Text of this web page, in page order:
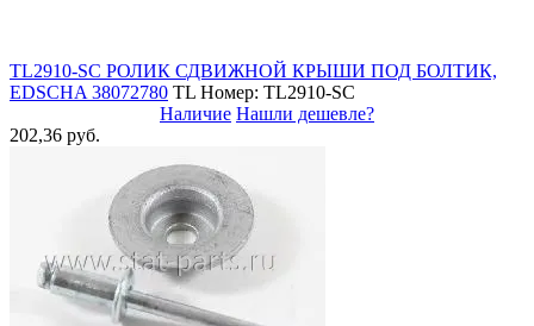
TL2910-SC РОЛИК СДВИЖНОЙ КРЫШИ ПОД БОЛТИК,
EDSCHA 38072780 TL Номер: TL2910-SC
Наличие Нашли дешевле?
202,36 руб.